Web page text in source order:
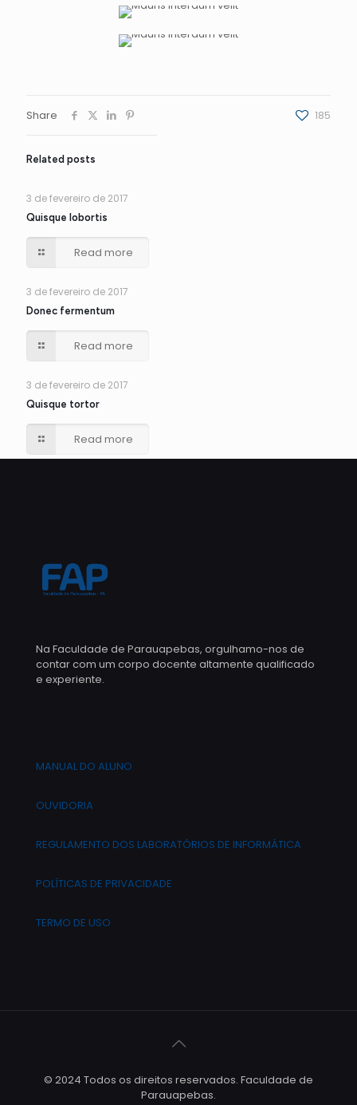
Share 185
Related posts
3 de fevereiro de 2017
Quisque lobortis
Read more
3 de fevereiro de 2017
Donec fermentum
Read more
3 de fevereiro de 2017
Quisque tortor
Read more
Na Faculdade de Parauapebas, orgulhamo-nos de
contar com um corpo docente altamente qualificado
e experiente.
MANUAL DO ALUNO
OUVIDORIA
REGULAMENTO DOS LABORATÓRIOS DE INFORMÁTICA
POLÍTICAS DE PRIVACIDADE
TERMO DE USO
© 2024 Todos os direitos reservados. Faculdade de
Parauapebas.